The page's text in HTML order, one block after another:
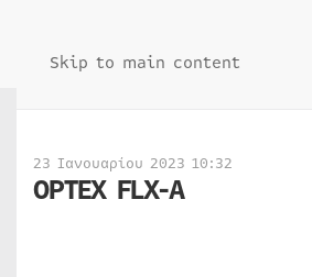
Skip to main content
23 Ιανουαρίου 2023 10:32
OPTEX FLX-A